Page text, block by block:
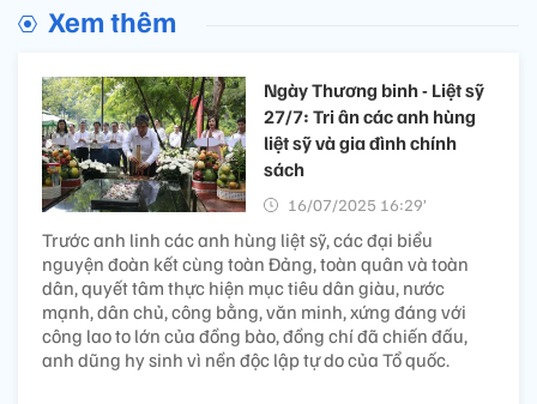
Xem thêm
Ngày Thương binh - Liệt sỹ
27/7: Tri ân các anh hùng
liệt sỹ và gia đình chính
sách
16/07/2025 16:29’
Trước anh linh các anh hùng liệt sỹ, các đại biểu
nguyện đoàn kết cùng toàn Đảng, toàn quân và toàn
dân, quyết tâm thực hiện mục tiêu dân giàu, nước
mạnh, dân chủ, công bằng, văn minh, xứng đáng với
công lao to lớn của đồng bào, đồng chí đã chiến đấu,
anh dũng hy sinh vì nền độc lập tự do của Tổ quốc.